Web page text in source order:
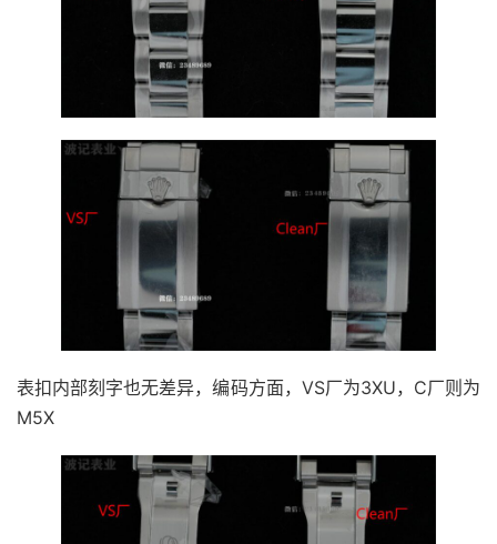
表扣内部刻字也无差异，编码方面，VS厂为3XU，C厂则为
M5X